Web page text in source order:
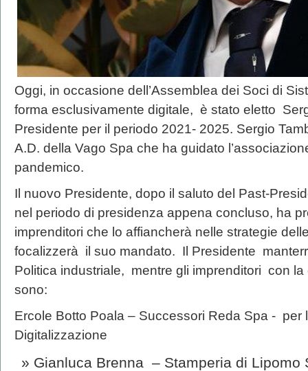
Oggi, in occasione dell’Assemblea dei Soci di
forma esclusivamente digitale, è stato eletto
Presidente per il periodo 2021- 2025. Sergio
A.D. della Vago Spa che ha guidato
pandemico.
Il nuovo Presidente, dopo il saluto del Past-
nel periodo di presidenza appena concluso, ha
imprenditori che lo affiancherà nelle strategie
focalizzerà il suo mandato. Il Presidente
Politica industriale, mentre gli imprenditori con
sono:
Ercole Botto Poala – Successori Reda Spa - per
Digitalizzazione
Gianluca Brenna – Stamperia di Lipomo